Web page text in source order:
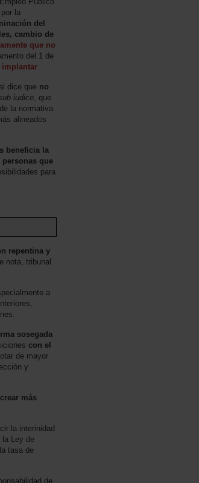
la
del
cambio de
que no
del 1 de
implantar.
dice que no
iudice, que
la normativa
alineados
beneficia la
que
para
repentina y
nota, tribunal
a
sosegada
con el
de mayor
y
más
la interinidad
la Ley de
tasa de
de